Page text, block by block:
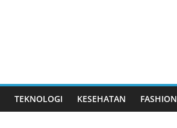
TEKNOLOGI KESEHATAN FASHION